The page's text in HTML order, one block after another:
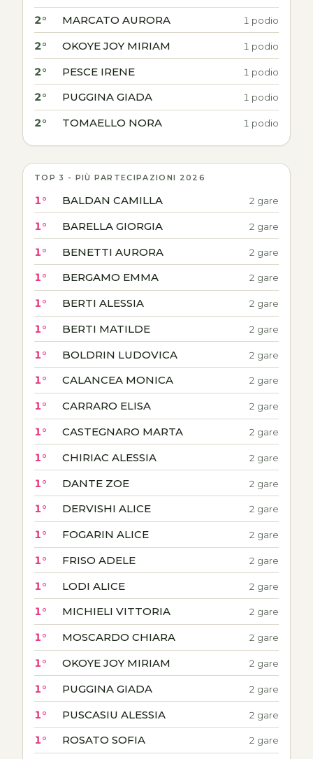
2° MARCATO AURORA 1 podio
2° OKOYE JOY MIRIAM 1 podio
2° PESCE IRENE 1 podio
2° PUGGINA GIADA 1 podio
2° TOMAELLO NORA 1 podio
TOP 3 - PIÙ PARTECIPAZIONI 2026
1° BALDAN CAMILLA 2 gare
1° BARELLA GIORGIA 2 gare
1° BENETTI AURORA 2 gare
1° BERGAMO EMMA 2 gare
1° BERTI ALESSIA 2 gare
1° BERTI MATILDE 2 gare
1° BOLDRIN LUDOVICA 2 gare
1° CALANCEA MONICA 2 gare
1° CARRARO ELISA 2 gare
1° CASTEGNARO MARTA 2 gare
1° CHIRIAC ALESSIA 2 gare
1° DANTE ZOE 2 gare
1° DERVISHI ALICE 2 gare
1° FOGARIN ALICE 2 gare
1° FRISO ADELE 2 gare
1° LODI ALICE 2 gare
1° MICHIELI VITTORIA 2 gare
1° MOSCARDO CHIARA 2 gare
1° OKOYE JOY MIRIAM 2 gare
1° PUGGINA GIADA 2 gare
1° PUSCASIU ALESSIA 2 gare
1° ROSATO SOFIA 2 gare